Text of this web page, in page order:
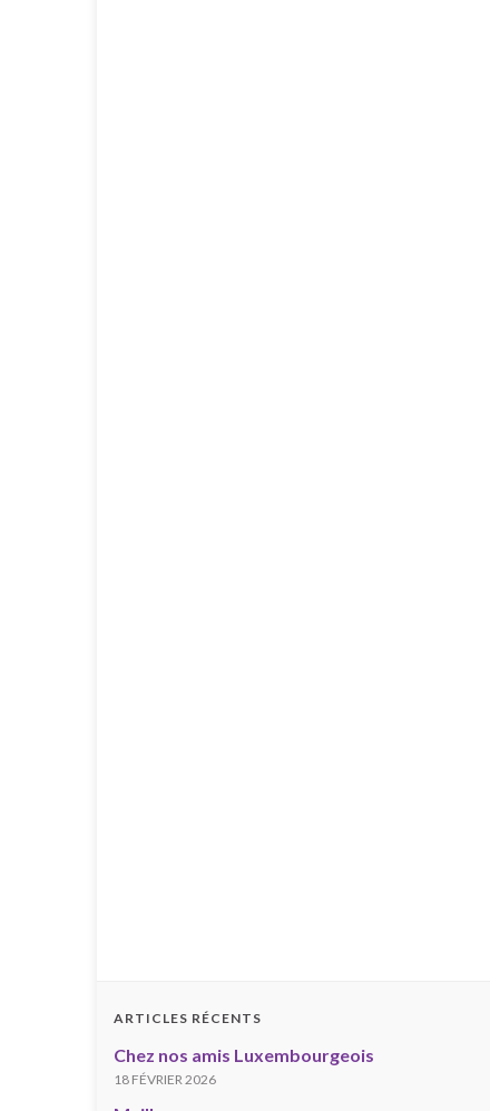
ARTICLES RÉCENTS
Chez nos amis Luxembourgeois
18 FÉVRIER 2026